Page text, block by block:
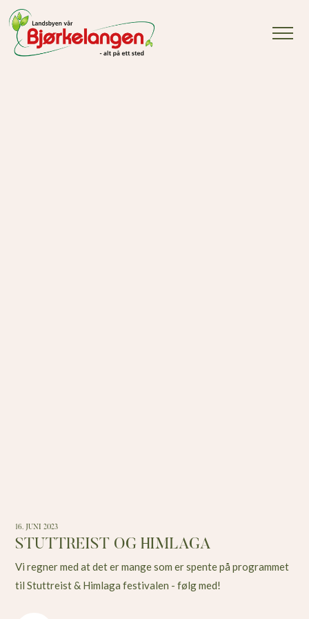
16. JUNI 2023
STUTTREIST OG HIMLAGA
Vi regner med at det er mange som er spente på programmet
til Stuttreist & Himlaga festivalen - følg med!